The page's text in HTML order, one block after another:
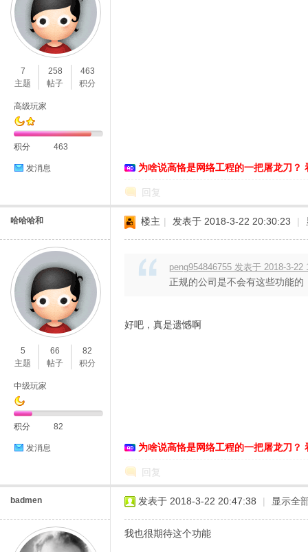
7
主题
258
帖子
463
积分
高级玩家
积分 463
发消息 为啥说高恪是网络工程的一把屠龙刀？
回复
哈哈哈和
5
主题
66
帖子
82
积分
中级玩家
积分 82
发消息
楼主 | 发表于 2018-3-22 20:30:23 |
peng954846755 发表于 2018-3-22
正规的公司是不会有这些功能
好吧，真是遗憾啊
为啥说高恪是网络工程的一把屠龙刀？
回复
badmen 发表于 2018-3-22 20:47:38 | 显示全
我也很期待这个功能